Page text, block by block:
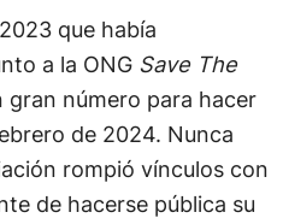
que había
a la ONG Save The
número para hacer
de 2024. Nunca
rompió vínculos con
de hacerse pública su